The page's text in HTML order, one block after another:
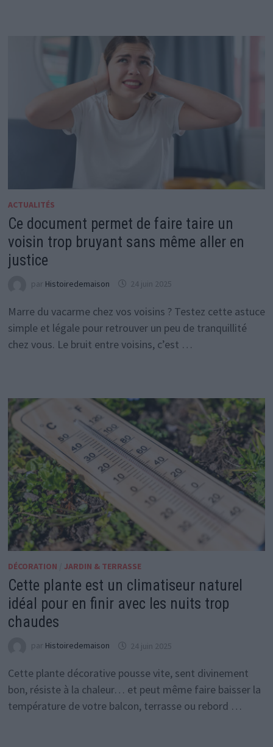
ACTUALITÉS
Ce document permet de faire taire un
voisin trop bruyant sans même aller en
justice
par Histoiredemaison 24 juin 2025
Marre du vacarme chez vos voisins ? Testez cette astuce
simple et légale pour retrouver un peu de tranquillité
chez vous. Le bruit entre voisins, c’est …
DÉCORATION JARDIN & TERRASSE
Cette plante est un climatiseur naturel
idéal pour en finir avec les nuits trop
chaudes
par Histoiredemaison 24 juin 2025
Cette plante décorative pousse vite, sent divinement
bon, résiste à la chaleur… et peut même faire baisser la
température de votre balcon, terrasse ou rebord …